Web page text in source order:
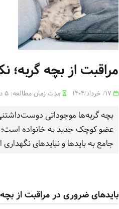
مراقبت از بچه
مدت زمان مطالعه: 5 دقیقه
بچه گربه‌ها موجوداتی
عضو کوچک جدید به خانواده است؛
جامع به بایدها و نبایدهای
بایدهای ضروری در مراقبت از